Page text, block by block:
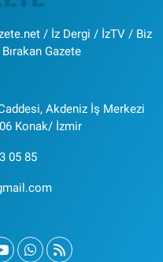
/ İz Dergi / İzTV / Biz
Gazete
Akdeniz İş Merkezi
Konak/ İzmir
05 85